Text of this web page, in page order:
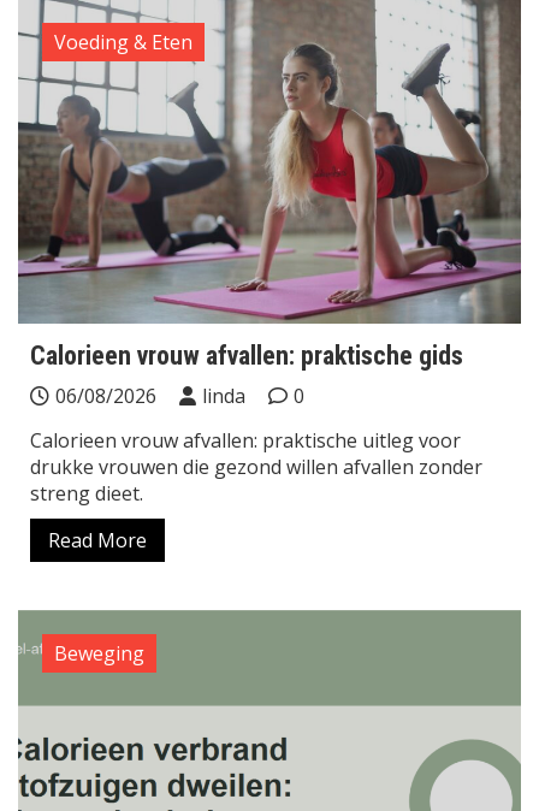
Voeding & Eten
Calorieen vrouw afvallen: praktische gids
06/08/2026 linda
0
Calorieen vrouw afvallen: praktische uitleg voor
drukke vrouwen die gezond willen afvallen zonder
streng dieet.
Read More
Beweging